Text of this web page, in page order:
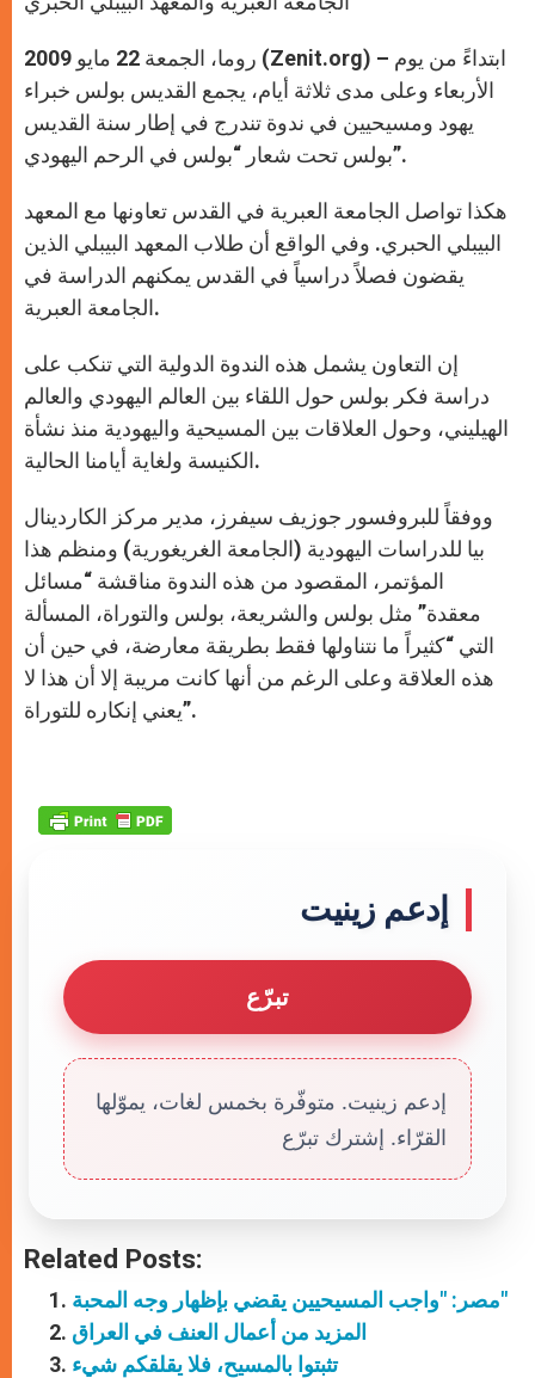
p e k
روما، الجمعة 22 مايو 2009 (Zenit.org) – ابتداءً من يوم
الأربعاء وعلى مدى ثلاثة أيام، يجمع القديس بولس خبراء
يهود ومسيحيين في ندوة تندرج في إطار سنة القديس
بولس تحت شعار “بولس في الرحم اليهودي”.
هكذا تواصل الجامعة العبرية في القدس تعاونها مع المعهد
البيبلي الحبري. وفي الواقع أن طلاب المعهد البيبلي الذين
يقضون فصلاً دراسياً في القدس يمكنهم الدراسة في
الجامعة العبرية.
إن التعاون يشمل هذه الندوة الدولية التي تنكب على
دراسة فكر بولس حول اللقاء بين العالم اليهودي والعالم
الهيليني، وحول العلاقات بين المسيحية واليهودية منذ نشأة
الكنيسة ولغاية أيامنا الحالية.
ووفقاً للبروفسور جوزيف سيفرز، مدير مركز الكاردينال
بيا للدراسات اليهودية (الجامعة الغريغورية) ومنظم هذا
المؤتمر، المقصود من هذه الندوة مناقشة “مسائل
معقدة” مثل بولس والشريعة، بولس والتوراة، المسألة
التي “كثيراً ما نتناولها فقط بطريقة معارضة، في حين أن
هذه العلاقة وعلى الرغم من أنها كانت مريبة إلا أن هذا لا
يعني إنكاره للتوراة”.
إدعم زينيت
تبرّع
إدعم زينيت. متوفّرة بخمس لغات، يموّلها
القرّاء. إشترك تبرّع
Related Posts:
مصر: "واجب المسيحيين يقضي بإظهار وجه المحبة"
المزيد من أعمال العنف في العراق
تثبتوا بالمسيح، فلا يقلقكم شيء